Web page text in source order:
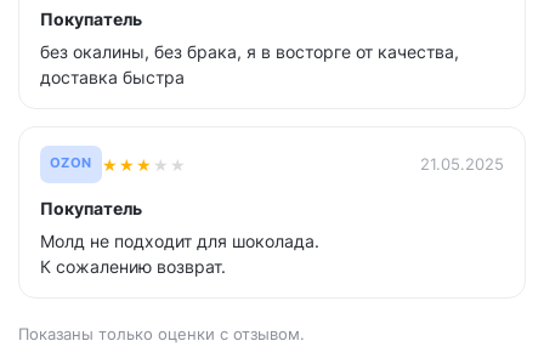
Покупатель
без окалины, без брака, я в восторге от качества,
доставка быстра
OZON ★★★ ★ ★ 21.05.2025
Покупатель
Молд не подходит для шоколада.
К сожалению возврат.
Показаны только оценки с отзывом.